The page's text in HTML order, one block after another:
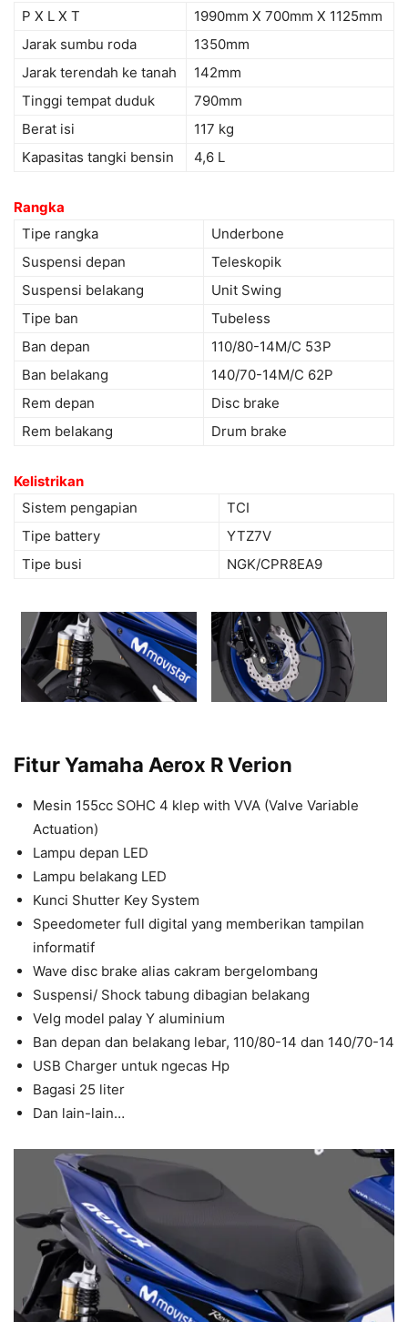
P X L X T
1990mm X 700mm X 1125mm
Jarak sumbu roda
1350mm
Jarak terendah ke tanah
142mm
Tinggi tempat duduk
790mm
Berat isi
117 kg
Kapasitas tangki bensin
4,6 L
Rangka
Tipe rangka
Underbone
Suspensi depan
Teleskopik
Suspensi belakang
Unit Swing
Tipe ban
Tubeless
Ban depan
110/80-14M/C 53P
Ban belakang
140/70-14M/C 62P
Rem depan
Disc brake
Rem belakang
Drum brake
Kelistrikan
Sistem pengapian
TCI
Tipe battery
YTZ7V
Tipe busi
NGK/CPR8EA9
Fitur Yamaha Aerox R Verion
Mesin 155cc SOHC 4 klep with VVA (Valve Variable
Actuation)
Lampu depan LED
Lampu belakang LED
Kunci Shutter Key System
Speedometer full digital yang memberikan tampilan
informatif
Wave disc brake alias cakram bergelombang
Suspensi/ Shock tabung dibagian belakang
Velg model palay Y aluminium
Ban depan dan belakang lebar, 110/80-14 dan 140/70-14
USB Charger untuk ngecas Hp
Bagasi 25 liter
Dan lain-lain…